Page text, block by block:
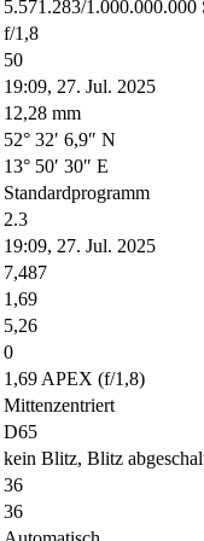
5.571.283/
f/1,8
50
19:09, 27. Jul. 2025
12,28 mm
52° 32′ 6,9″ N
13° 50′ 30″ E
Standardprogramm
2.3
19:09, 27. Jul. 2025
7,487
1,69
5,26
0
1,69 APEX (f/1,8)
Mittenzentriert
D65
kein Blitz, Blitz
36
36